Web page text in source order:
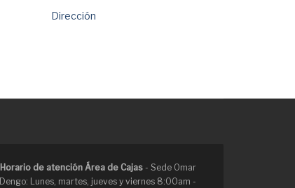
Dirección
Horario de atención Área de Cajas- Sede Omar
Dengo: Lunes, martes, jueves y viernes 8:00am -